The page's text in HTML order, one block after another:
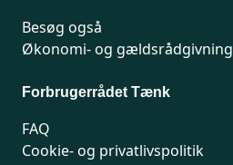
Besøg også
Økonomi- og gældsrådgivning
Forbrugerrådet Tænk
FAQ
Cookie- og privatlivspolitik